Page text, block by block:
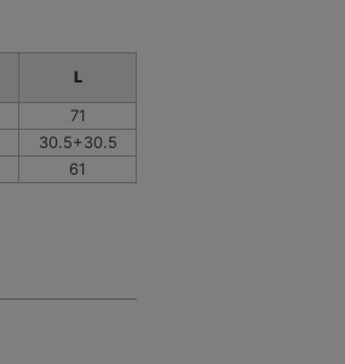
L
71
30.5+30.5
61